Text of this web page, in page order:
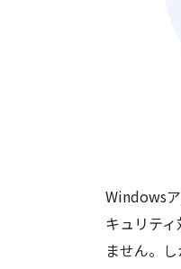
Windows
キュリテ
ません。